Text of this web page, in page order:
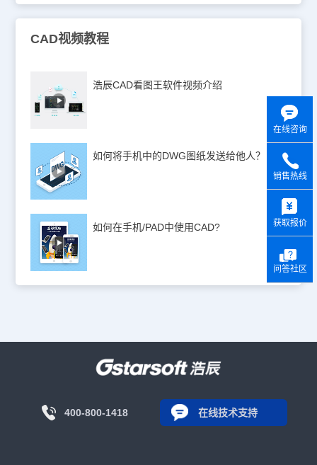
CAD视频教程
浩辰CAD看图王软件视频介绍
如何将手机中的DWG图纸发送给他人？
如何在手机/PAD中使用CAD?
400-800-1418 在线技术支持
在线咨询
销售热线
获取报价
问答社区